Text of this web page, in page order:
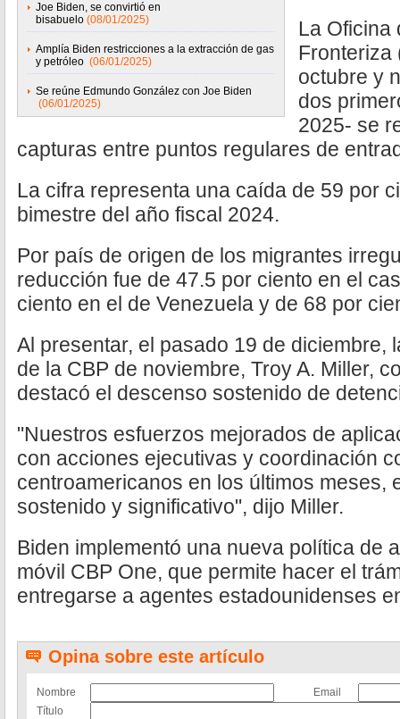
Joe Biden, se convirtió en
bisabuelo (08/01/2025)
Amplía Biden restricciones a la extracción de gas
y petróleo (06/01/2025)
Se reúne Edmundo González con Joe Biden
(06/01/2025)
La Oficina
Fronteriza
octubre y
dos
2025- se
capturas entre puntos regulares de
La cifra representa una caída de 59 por
bimestre del año fiscal 2024.
Por país de origen de los migrantes
reducción fue de 47.5 por ciento en el
ciento en el de Venezuela y de 68 por
Al presentar, el pasado 19 de diciembre,
de la CBP de noviembre, Troy A. Miller,
destacó el descenso sostenido de
"Nuestros esfuerzos mejorados de
con acciones ejecutivas y coordinación
centroamericanos en los últimos meses,
sostenido y significativo", dijo Miller.
Biden implementó una nueva política de
móvil CBP One, que permite hacer el
entregarse a agentes estadounidenses
Opina sobre este artículo
Nombre
Email
Título